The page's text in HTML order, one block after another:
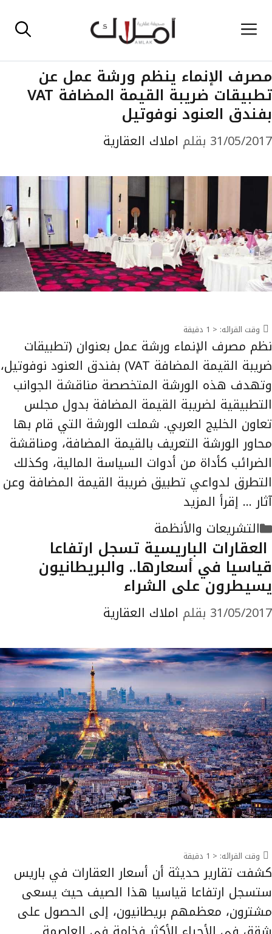
إلى القائمة
مصرف الإنماء ينظم ورشة عمل عن
تطبيقات ضريبة القيمة المضافة VAT
بفندق العنود نوفوتيل
31/05/2017 بقلم املاك العقارية
وقت القرائه: < 1 دقيقة
نظم مصرف الإنماء ورشة عمل بعنوان (تطبيقات
ضريبة القيمة المضافة VAT) بفندق العنود نوفوتيل،
وتهدف هذه الورشة المتخصصة مناقشة الجوانب
التطبيقية لضريبة القيمة المضافة بدول مجلس
تعاون الخليج العربي. شملت الورشة التي قام بها
محاور الورشة التعريف بالقيمة المضافة، ومناقشة
الضرائب كأداة من أدوات السياسة المالية، وكذلك
التطرق لدواعي تطبيق ضريبة القيمة المضافة وعن
آثار … إقرأ المزيد
التصنيفات
التشريعات والأنظمة
العقارات الباريسية تسجل ارتفاعا
قياسيا في أسعارها.. والبريطانيون
يسيطرون على الشراء
31/05/2017 بقلم املاك العقارية
وقت القرائه: < 1 دقيقة
كشفت تقارير حديثة أن أسعار العقارات في باريس
ستسجل ارتفاعا قياسيا هذا الصيف حيث يسعى
مشترون، معظمهم بريطانيون، إلى الحصول على